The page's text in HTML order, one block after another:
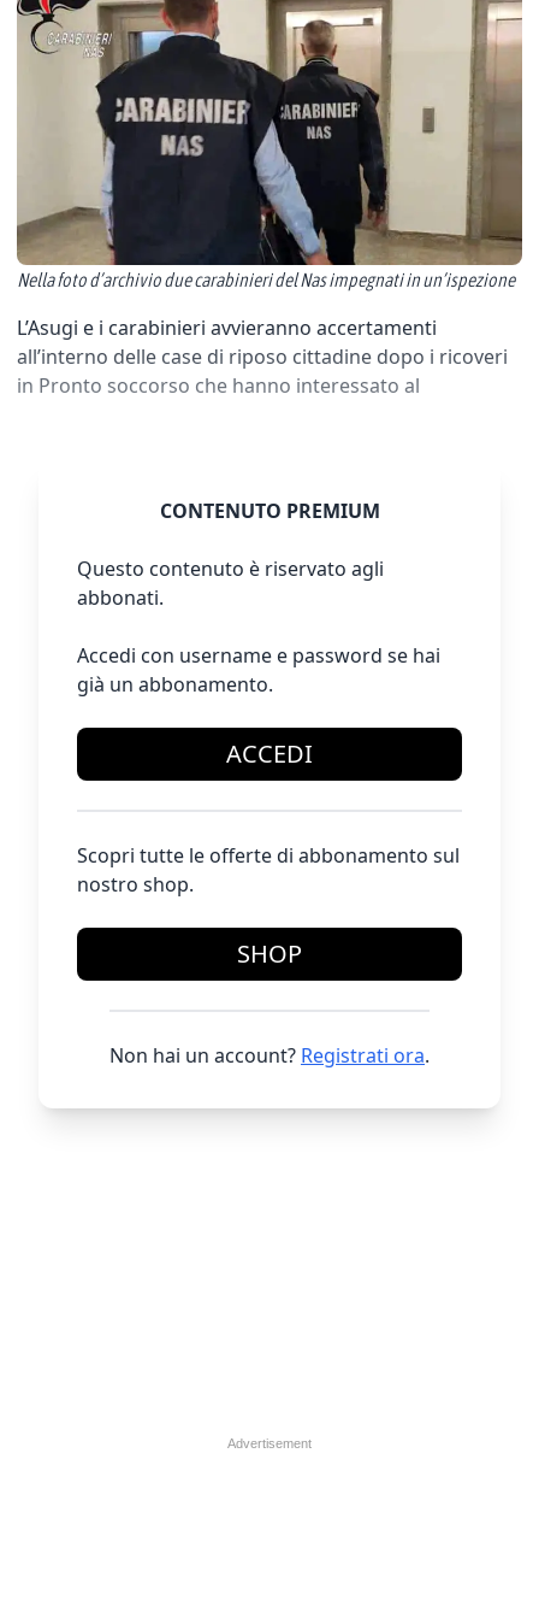
Nella foto d’archivio due carabinieri del Nas impegnati in un’ispezione
L’Asugi e i carabinieri avvieranno accertamenti
all’interno delle case di riposo cittadine dopo i ricoveri
in Pronto soccorso che hanno interessato al
CONTENUTO PREMIUM
Questo contenuto è riservato agli
abbonati.
Accedi con username e password se hai
già un abbonamento.
ACCEDI
Scopri tutte le offerte di abbonamento sul
nostro shop.
SHOP
Non hai un account? Registrati ora.